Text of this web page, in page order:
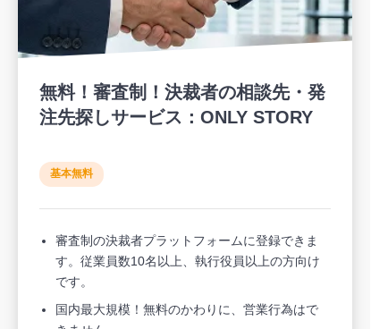
無料！審査制！決裁者の相談先・発
注先探しサービス：ONLY STORY
基本無料
審査制の決裁者プラットフォームに登録できま
す。従業員数10名以上、執行役員以上の方向け
です。
国内最大規模！無料のかわりに、営業行為はで